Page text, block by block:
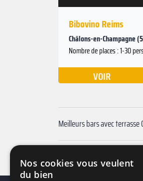
Bibovino Reims
Châlons-en-Champagne
Nombre de places : 1-30
VOIR
Nos cookies vous veulent
du bien